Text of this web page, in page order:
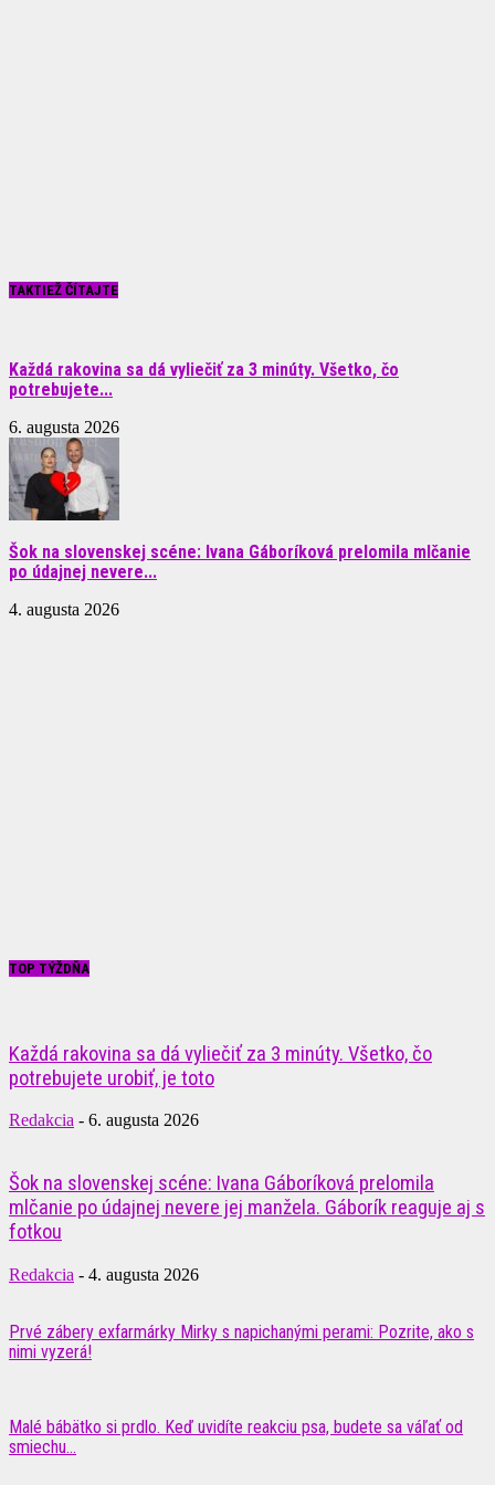
TAKTIEŽ ČÍTAJTE
Každá rakovina sa dá vyliečiť za 3 minúty. Všetko, čo
potrebujete...
6. augusta 2026
Šok na slovenskej scéne: Ivana Gáboríková prelomila mlčanie
po údajnej nevere...
4. augusta 2026
TOP TÝŽDŇA
Každá rakovina sa dá vyliečiť za 3 minúty. Všetko, čo
potrebujete urobiť, je toto
Redakcia - 6. augusta 2026
Šok na slovenskej scéne: Ivana Gáboríková prelomila
mlčanie po údajnej nevere jej manžela. Gáborík reaguje aj s
fotkou
Redakcia - 4. augusta 2026
Prvé zábery exfarmárky Mirky s napichanými perami: Pozrite, ako s
nimi vyzerá!
Malé bábätko si prdlo. Keď uvidíte reakciu psa, budete sa váľať od
smiechu...